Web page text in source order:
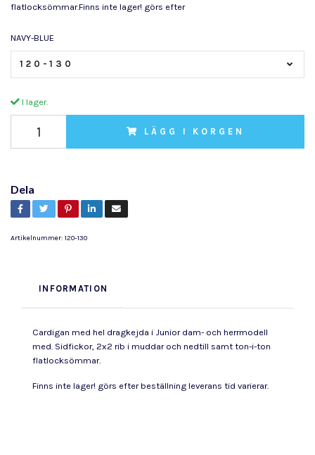
flatlocksömmar.Finns inte lager! görs efter
NAVY-BLUE
120-130
I lager.
LÄGG I KORGEN
Dela
Artikelnummer: 120-130
INFORMATION
Cardigan med hel dragkejda i Junior dam- och herrmodell
med. Sidfickor, 2x2 rib i muddar och nedtill samt ton-i-ton
flatlocksömmar.
Finns inte lager! görs efter beställning leverans tid varierar.